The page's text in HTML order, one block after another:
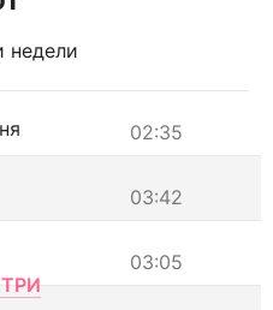
недели
02:35
03:42
03:05